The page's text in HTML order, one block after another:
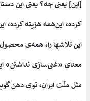
[این] یعنی چه؟ یعنی این
کرده، این‌همه هزینه کرده،
این تلاشها را، همه‌ی محصول
معنای «غنی‌سازی
مثل ملّت ایران، توی دهن